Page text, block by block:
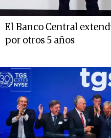
El Banco Central
por otros 5 años